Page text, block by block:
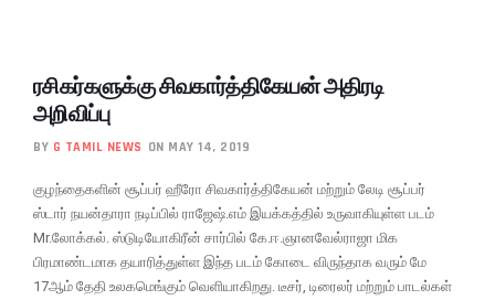
ரசிகர்களுக்கு சிவகார்த்திகேயன் அதிரடி
அறிவிப்பு
BY G TAMIL NEWS ON MAY 14, 2019
குழந்தைகளின் சூப்பர் ஹீரோ சிவகார்த்திகேயன் மற்றும் லேடி சூப்பர்
ஸ்டார் நயன்தாரா நடிப்பில் ராஜேஷ்.எம் இயக்கத்தில் உருவாகியுள்ள படம்
Mr.லோக்கல். ஸ்டுடியோகிரீன் சார்பில் கே.ஈ.ஞானவேல்ராஜா மிக
பிரமாண்டமாக தயாரித்துள்ள இந்த படம் கோடை விருந்தாக வரும் மே
17ஆம் தேதி உலகமெங்கும் வெளியாகிறது. டீசர், டிரைலர் மற்றும் பாடல்கள்